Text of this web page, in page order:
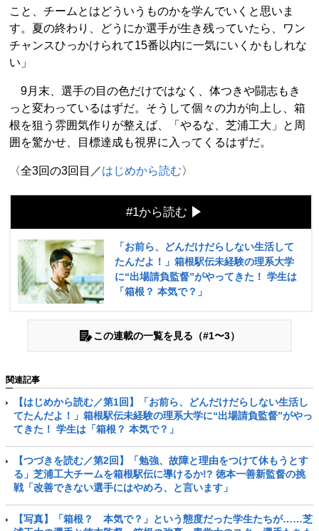
こと、チームとはどういうものかを学んでいくと思いま
す。夏の終わり、どうにか選手が生き残っていたら、ワン
チャンスひっかけられて15番以内に一気にいくかもしれな
い」
9月末、選手の目の色だけではなく、体つきや闘志もき
っと変わっているはずだ。そうして個々の力が向上し、箱
根を狙う雰囲気作りが整えば、「やるな、芝浦工大」と周
囲を驚かせ、目標達成も視界に入ってくるはずだ。
〈全3回の3回目／はじめから読む〉
#1から読む
「お前ら、どんだけだらしない生活して
たんだよ！」箱根駅伝未経験の理系大学
に“出場請負監督”がやってきた！ 学生は
「箱根？ 本気で？」
この連載の一覧を見る（#1〜3）
関連記事
【はじめから読む／第1回】「お前ら、どんだけだらしない生活し
てたんだよ！」箱根駅伝未経験の理系大学に“出場請負監督”がやっ
てきた！ 学生は「箱根？ 本気で？」
【つづきを読む／第2回】「勉強、故障と理由をつけて休もうとす
る」芝浦工大チームを箱根駅伝に導けるか!? 徳本一善新監督の挑
戦「改善できない選手にはやめろ、と言います」
【写真】「箱根？ 本気で？」という態度だった学生たちが……芝